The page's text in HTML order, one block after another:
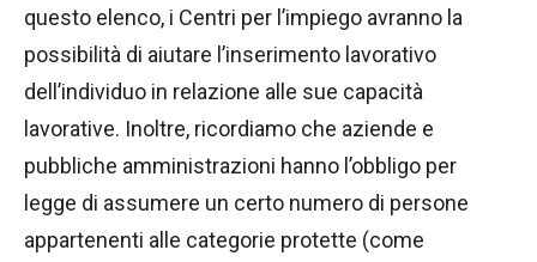
questo elenco, i Centri per l’impiego avranno la
possibilità di aiutare l’inserimento lavorativo
dell’individuo in relazione alle sue capacità
lavorative. Inoltre, ricordiamo che aziende e
pubbliche amministrazioni hanno l’obbligo per
legge di assumere un certo numero di persone
appartenenti alle categorie protette (come